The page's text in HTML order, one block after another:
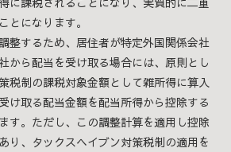
とになります。
整するため、居住者が特定外国関係会社
から配当を受け取る場合には、原則とし
税制の課税対象金額として雑所得に算入
け取る配当金額を配当所得から控除する
す。ただし、この調整計算を適用し控除
り、タックスヘイブン対策税制の適用を